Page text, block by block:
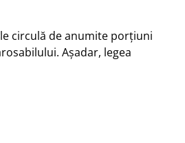
circulă de anumite porțiuni
Așadar, legea